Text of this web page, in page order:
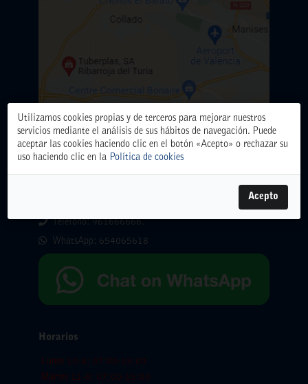
ALMACÉN CENTRAL
Polígono Industrial El Oliveral. Calle D. nº 6. 46394
Teléfono: 961666666.
WhatsApp: 654065618
Horarios
Lunes 10-8: 07:00-15:00
Martes 11-8: 07:00-15:00
Utilizamos cookies propias y de terceros para mejorar nuestros
servicios mediante el análisis de sus hábitos de navegación. Puede
aceptar las cookies haciendo clic en el botón «Acepto» o rechazar su
uso haciendo clic en la Política de cookies
Acepto